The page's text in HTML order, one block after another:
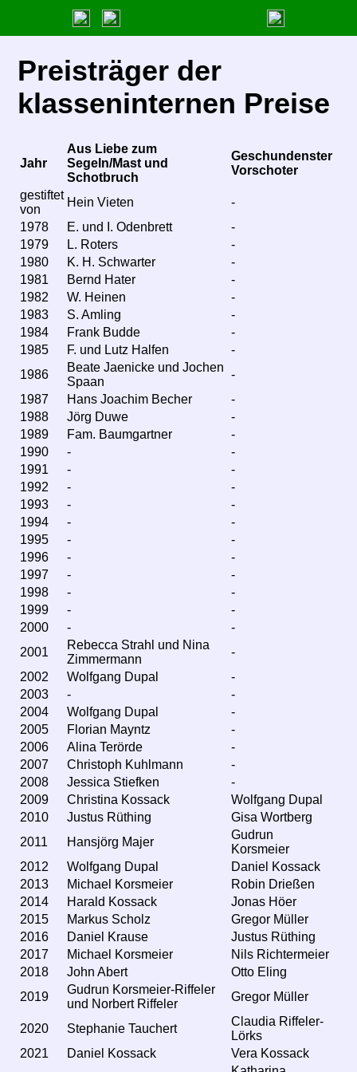
Förderung
Seminare
Geschichte
Classrules
Weltmeister
Europameister
Sieger German Open
Preisträger der Klassen­vereinigung
Merchandise
FJ App
Bulletins
Bootsmarkt
Preisträger der
klasseninternen Preise
Jahr
Aus Liebe zum
Segeln/Mast und
Schotbruch
Geschundenster
Vorschoter
gestiftet
von
Hein Vieten
-
1978
E. und I. Odenbrett
-
1979
L. Roters
-
1980
K. H. Schwarter
-
1981
Bernd Hater
-
1982
W. Heinen
-
1983
S. Amling
-
1984
Frank Budde
-
1985
F. und Lutz Halfen
-
1986
Beate Jaenicke und Jochen
Spaan
-
1987
Hans Joachim Becher
-
1988
Jörg Duwe
-
1989
Fam. Baumgartner
-
1990
-
-
1991
-
-
1992
-
-
1993
-
-
1994
-
-
1995
-
-
1996
-
-
1997
-
-
1998
-
-
1999
-
-
2000
-
-
2001
Rebecca Strahl und Nina
Zimmermann
-
2002
Wolfgang Dupal
-
2003
-
-
2004
Wolfgang Dupal
-
2005
Florian Mayntz
-
2006
Alina Terörde
-
2007
Christoph Kuhlmann
-
2008
Jessica Stiefken
-
2009
Christina Kossack
Wolfgang Dupal
2010
Justus Rüthing
Gisa Wortberg
2011
Hansjörg Majer
Gudrun
Korsmeier
2012
Wolfgang Dupal
Daniel Kossack
2013
Michael Korsmeier
Robin Drießen
2014
Harald Kossack
Jonas Höer
2015
Markus Scholz
Gregor Müller
2016
Daniel Krause
Justus Rüthing
2017
Michael Korsmeier
Nils Richtermeier
2018
John Abert
Otto Eling
2019
Gudrun Korsmeier-Riffeler
und Norbert Riffeler
Gregor Müller
2020 Stephanie Tauchert
Claudia Riffeler-
Lörks
2021
Daniel Kossack
Vera Kossack
Bootsklasse
Ranglisten
Medien
KV-Kontakt
Archiv
Links
Förderung
Seminare
Geschichte
Classrules
Weltmeister
Europameister
Sieger German Open
Preisträger der Klassen­vereinigung
Merchandise
FJ App
Bulletins
Bootsmarkt